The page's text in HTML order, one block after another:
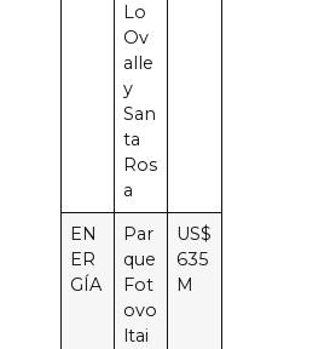
Lo
Ov
alle
y
San
ta
Ros
a
EN
ER
GÍA
Par
que
Fot
ovo
ltai
US$
635
M